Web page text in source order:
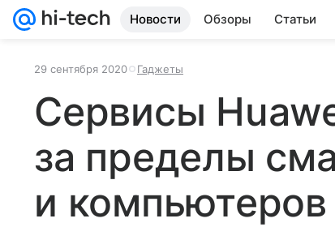
Новости Обзоры Статьи
29 сентября 2020 Гаджеты
Сервисы
за пределы
и компьютеров